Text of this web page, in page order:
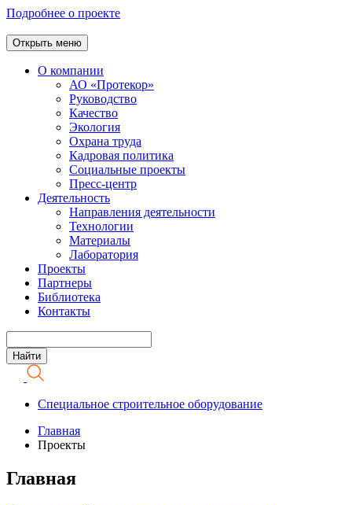
Подробнее о проекте
Открыть меню
О компании
АО «Протекор»
Руководство
Качество
Экология
Охрана труда
Кадровая политика
Социальные проекты
Пресс-центр
Деятельность
Направления деятельности
Технологии
Материалы
Лаборатория
Проекты
Партнеры
Библиотека
Контакты
Специальное строительное оборудование
Главная
Проекты
Главная